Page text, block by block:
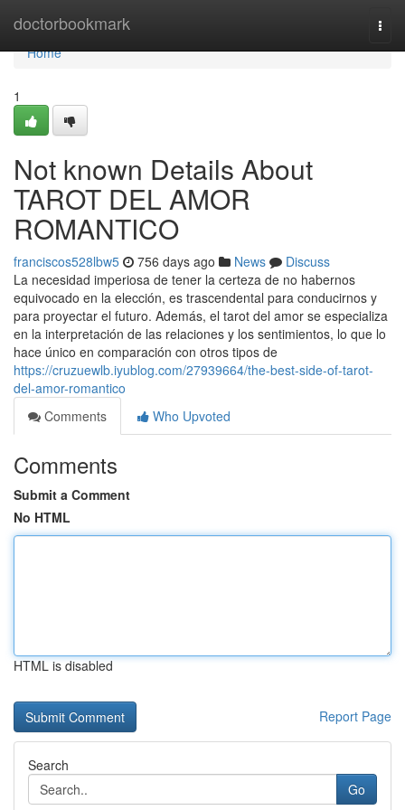
doctorbookmark
Home
Home
1
Not known Details About
TAROT DEL AMOR
ROMANTICO
franciscos528lbw5 756 days ago News
Discuss
La necesidad imperiosa de tener la certeza de no habernos
equivocado en la elección, es trascendental para conducirnos y
para proyectar el futuro. Además, el tarot del amor se especializa
en la interpretación de las relaciones y los sentimientos, lo que lo
hace único en comparación con otros tipos de
https://cruzuewlb.iyublog.com/27939664/the-best-side-of-tarot-
del-amor-romantico
Comments
Who Upvoted
Comments
Submit a Comment
No HTML
HTML is disabled
Report Page
Search
Go